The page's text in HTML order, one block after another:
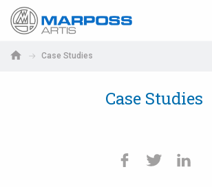
Marposs
Case Studies
Case Studies
Italiano
Español
ACCEDER RECUPERACIÓN DE CONTRASEÑA